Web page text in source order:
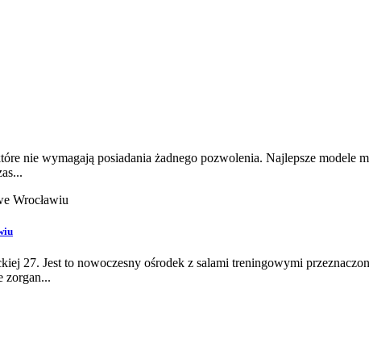
nie wymagają posiadania żadnego pozwolenia. Najlepsze modele
27. Jest to nowoczesny ośrodek z salami treningowymi
zorgan...